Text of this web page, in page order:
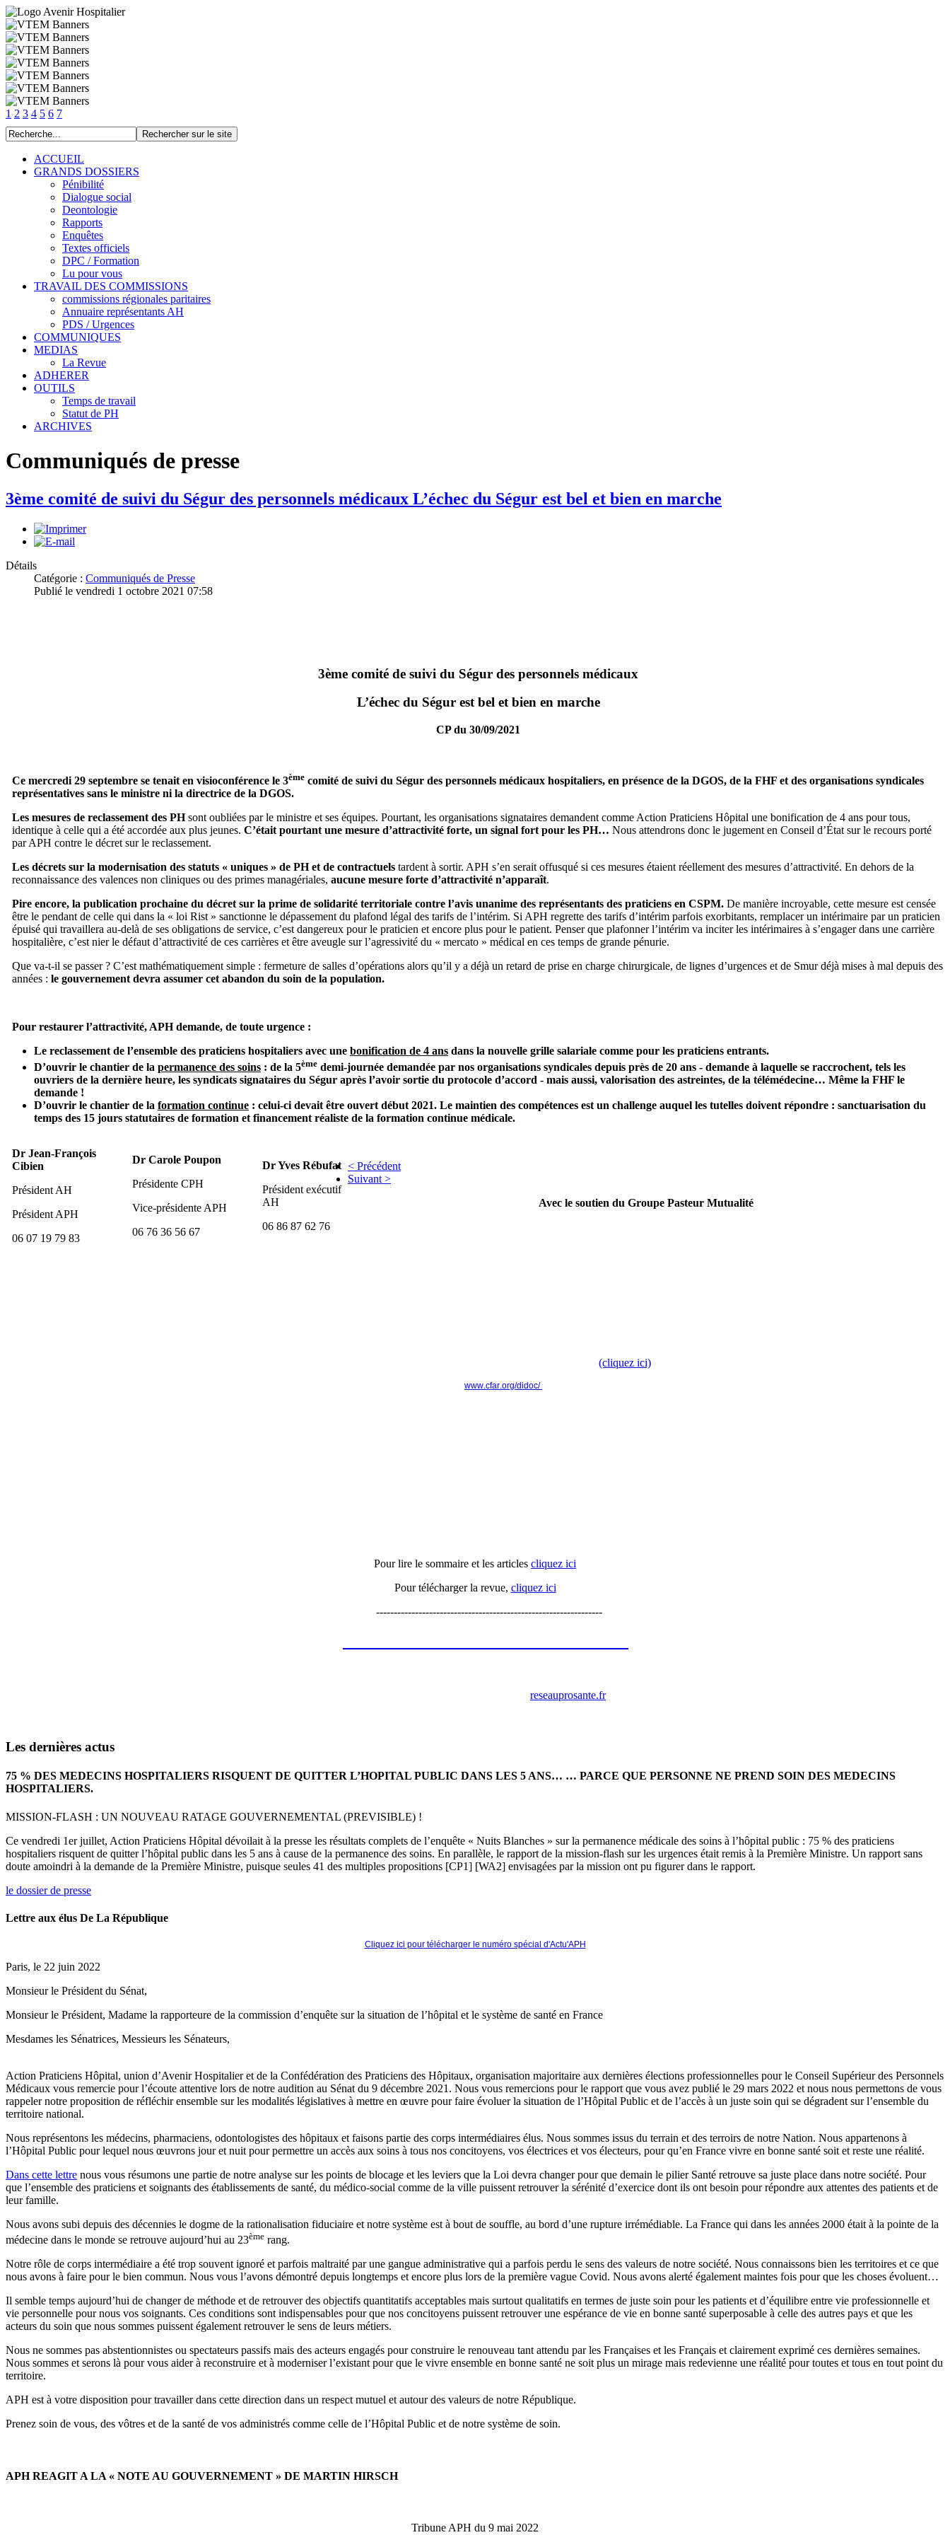
1 2 3 4 5 6 7
ACCUEIL
GRANDS DOSSIERS
Pénibilité
Dialogue social
Deontologie
Rapports
Enquêtes
Textes officiels
DPC / Formation
Lu pour vous
TRAVAIL DES COMMISSIONS
commissions régionales paritaires
Annuaire représentants AH
PDS / Urgences
COMMUNIQUES
MEDIAS
La Revue
ADHERER
OUTILS
Temps de travail
Statut de PH
ARCHIVES
Communiqués de presse
3ème comité de suivi du Ségur des personnels médicaux L’échec du Ségur est bel et bien en marche
Détails
Catégorie : Communiqués de Presse
Publié le vendredi 1 octobre 2021 07:58
3ème comité de suivi du Ségur des personnels médicaux
L’échec du Ségur est bel et bien en marche
CP du 30/09/2021
Ce mercredi 29 septembre se tenait en visioconférence le 3ème comité de suivi du Ségur des personnels médicaux hospitaliers, en présence de la DGOS, de la FHF et des organisations syndicales
représentatives sans le ministre ni la directrice de la DGOS.
Les mesures de reclassement des PHsont oubliées par le ministre et ses équipes. Pourtant, les organisations signataires demandent comme Action Praticiens Hôpital une bonification de 4 ans pour tous,
identique à celle qui a été accordée aux plus jeunes.C’était pourtant une mesure d’attractivité forte, un signal fort pour les PH…Nous attendrons donc le jugement en Conseil d’État sur le recours porté
par APH contre le décret sur le reclassement.
Les décrets sur la modernisation des statuts « uniques » de PH et de contractuels tardent à sortir. APH s’en serait offusqué si ces mesures étaient réellement des mesures d’attractivité. En dehors de la
reconnaissance des valences non cliniques ou des primes managériales,aucune mesure forte d’attractivité n’apparaît.
Pire encore, la publication prochaine du décret sur la prime de solidarité territoriale contre l’avis unanime des représentants des praticiens en CSPM.De manière incroyable, cette mesure est censée
être le pendant de celle qui dans la « loi Rist » sanctionne le dépassement du plafond légal des tarifs de l’intérim. Si APH regrette des tarifs d’intérim parfois exorbitants, remplacer un intérimaire par un praticien
épuisé qui travaillera au-delà de ses obligations de service, c’est dangereux pour le praticien et encore plus pour le patient. Penser que plafonner l’intérim va inciter les intérimaires à s’engager dans une carrière
hospitalière, c’est nier le défaut d’attractivité de ces carrières et être aveugle sur l’agressivité du « mercato » médical en ces temps de grande pénurie.
Que va-t-il se passer ? C’est mathématiquement simple : fermeture de salles d’opérations alors qu’il y a déjà un retard de prise en charge chirurgicale, de lignes d’urgences et de Smur déjà mises à mal depuis des
années :le gouvernement devra assumer cet abandon du soin de la population.
Pour restaurer l’attractivité, APH demande, de toute urgence :
Le reclassement de l’ensemble des praticiens hospitaliers avec une bonification de 4 ans dans la nouvelle grille salariale comme pour les praticiens entrants.
D’ouvrir le chantier de la permanence des soins : de la 5ème demi-journée demandée par nos organisations syndicales depuis près de 20 ans - demande à laquelle se raccrochent, tels les
ouvriers de la dernière heure, les syndicats signataires du Ségur après l’avoir sortie du protocole d’accord - mais aussi, valorisation des astreintes, de la télémédecine… Même la FHF le
demande !
D’ouvrir le chantier de la formation continue : celui-ci devait être ouvert début 2021. Le maintien des compétences est un challenge auquel les tutelles doivent répondre : sanctuarisation du
temps des 15 jours statutaires de formation et financement réaliste de la formation continue médicale.
Dr Jean-François
Cibien
Président AH
Président APH
06 07 19 79 83
Dr Carole Poupon
Présidente CPH
Vice-présidente APH
06 76 36 56 67
Dr Yves Rébufat
Président exécutif
AH
06 86 87 62 76
< Précédent
Suivant >
Avec le soutien du Groupe Pasteur Mutualité
(cliquez ici)
www.cfar.org/didoc/
Pour lire le sommaire et les articles cliquez ici
Pour télécharger la revue, cliquez ici
----------------------------------------------------------------
reseauprosante.fr
Les dernières actus
75 % DES MEDECINS HOSPITALIERS RISQUENT DE QUITTER L’HOPITAL PUBLIC DANS LES 5 ANS… … PARCE QUE PERSONNE NE PREND SOIN DES MEDECINS
HOSPITALIERS.
MISSION-FLASH : UN NOUVEAU RATAGE GOUVERNEMENTAL (PREVISIBLE) !
Ce vendredi 1er juillet, Action Praticiens Hôpital dévoilait à la presse les résultats complets de l’enquête « Nuits Blanches » sur la permanence médicale des soins à l’hôpital public : 75 % des praticiens
hospitaliers risquent de quitter l’hôpital public dans les 5 ans à cause de la permanence des soins. En parallèle, le rapport de la mission-flash sur les urgences était remis à la Première Ministre. Un rapport sans
doute amoindri à la demande de la Première Ministre, puisque seules 41 des multiples propositions [CP1] [WA2] envisagées par la mission ont pu figurer dans le rapport.
le dossier de presse
Lettre aux élus De La République
Cliquez ici pour télécharger le numéro spécial d'Actu'APH
Paris, le 22 juin 2022
Monsieur le Président du Sénat,
Monsieur le Président, Madame la rapporteure de la commission d’enquête sur la situation de l’hôpital et le système de santé en France
Mesdames les Sénatrices, Messieurs les Sénateurs,
Action Praticiens Hôpital, union d’Avenir Hospitalier et de la Confédération des Praticiens des Hôpitaux, organisation majoritaire aux dernières élections professionnelles pour le Conseil Supérieur des Personnels
Médicaux vous remercie pour l’écoute attentive lors de notre audition au Sénat du 9 décembre 2021. Nous vous remercions pour le rapport que vous avez publié le 29 mars 2022 et nous nous permettons de vous
rappeler notre proposition de réfléchir ensemble sur les modalités législatives à mettre en œuvre pour faire évoluer la situation de l’Hôpital Public et de l’accès à un juste soin qui se dégradent sur l’ensemble du
territoire national.
Nous représentons les médecins, pharmaciens, odontologistes des hôpitaux et faisons partie des corps intermédiaires élus. Nous sommes issus du terrain et des terroirs de notre Nation. Nous appartenons à
l’Hôpital Public pour lequel nous œuvrons jour et nuit pour permettre un accès aux soins à tous nos concitoyens, vos électrices et vos électeurs, pour qu’en France vivre en bonne santé soit et reste une réalité.
Dans cette lettre nous vous résumons une partie de notre analyse sur les points de blocage et les leviers que la Loi devra changer pour que demain le pilier Santé retrouve sa juste place dans notre société. Pour
que l’ensemble des praticiens et soignants des établissements de santé, du médico-social comme de la ville puissent retrouver la sérénité d’exercice dont ils ont besoin pour répondre aux attentes des patients et de
leur famille.
Nous avons subi depuis des décennies le dogme de la rationalisation fiduciaire et notre système est à bout de souffle, au bord d’une rupture irrémédiable. La France qui dans les années 2000 était à la pointe de la
médecine dans le monde se retrouve aujourd’hui au 23ème rang.
Notre rôle de corps intermédiaire a été trop souvent ignoré et parfois maltraité par une gangue administrative qui a parfois perdu le sens des valeurs de notre société. Nous connaissons bien les territoires et ce que
nous avons à faire pour le bien commun. Nous vous l’avons démontré depuis longtemps et encore plus lors de la première vague Covid. Nous avons alerté également maintes fois pour que les choses évoluent…
Il semble temps aujourd’hui de changer de méthode et de retrouver des objectifs quantitatifs acceptables mais surtout qualitatifs en termes de juste soin pour les patients et d’équilibre entre vie professionnelle et
vie personnelle pour nous vos soignants. Ces conditions sont indispensables pour que nos concitoyens puissent retrouver une espérance de vie en bonne santé superposable à celle des autres pays et que les
acteurs du soin que nous sommes puissent également retrouver le sens de leurs métiers.
Nous ne sommes pas abstentionnistes ou spectateurs passifs mais des acteurs engagés pour construire le renouveau tant attendu par les Françaises et les Français et clairement exprimé ces dernières semaines.
Nous sommes et serons là pour vous aider à reconstruire et à moderniser l’existant pour que le vivre ensemble en bonne santé ne soit plus un mirage mais redevienne une réalité pour toutes et tous en tout point du
territoire.
APH est à votre disposition pour travailler dans cette direction dans un respect mutuel et autour des valeurs de notre République.
Prenez soin de vous, des vôtres et de la santé de vos administrés comme celle de l’Hôpital Public et de notre système de soin.
APH REAGIT A LA « NOTE AU GOUVERNEMENT » DE MARTIN HIRSCH
Tribune APH du 9 mai 2022